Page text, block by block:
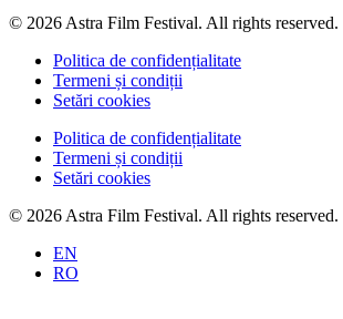
© 2026 Astra Film Festival. All rights reserved.
Politica de confidențialitate
Termeni și condiții
Setări cookies
Politica de confidențialitate
Termeni și condiții
Setări cookies
© 2026 Astra Film Festival. All rights reserved.
EN
RO